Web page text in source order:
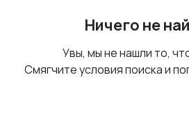
Ничего не
Увы, мы не нашли то,
Смягчите условия поиска и